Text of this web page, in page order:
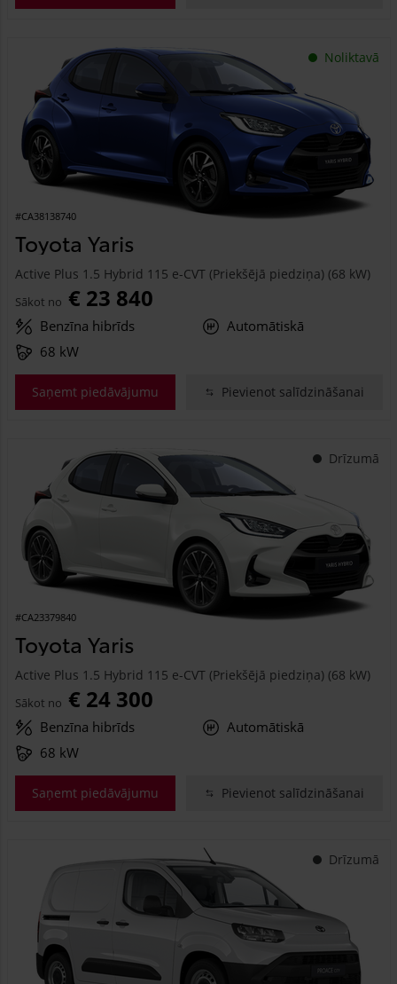
Noliktavā
#CA38138740
Toyota Yaris
Active Plus 1.5 Hybrid 115 e-CVT (Priekšējā piedziņa) (68 kW)
Sākot no € 23 840
Benzīna hibrīds
Automātiskā
68 kW
Saņemt piedāvājumu Pievienot salīdzināšanai
Drīzumā
#CA23379840
Toyota Yaris
Active Plus 1.5 Hybrid 115 e-CVT (Priekšējā piedziņa) (68 kW)
Sākot no € 24 300
Benzīna hibrīds
Automātiskā
68 kW
Saņemt piedāvājumu Pievienot salīdzināšanai
Drīzumā